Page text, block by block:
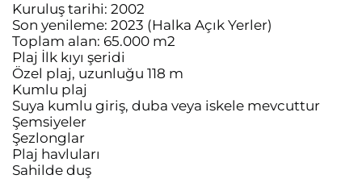
Kuruluş tarihi: 2002
Son yenileme: 2023 (Halka Açık Yerler)
Toplam alan: 65.000 m2
Plaj İlk kıyı şeridi
Özel plaj, uzunluğu 118 m
Kumlu plaj
Suya kumlu giriş, duba veya iskele mevcuttur
Şemsiyeler
Şezlonglar
Plaj havluları
Sahilde duş